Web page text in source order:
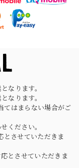
German Army Rubber Suspenders "Used" ドイツ軍 ラバーサスペンダー
なります。
なります。
てはまらない場合がご
ください。
とさせていただきま
とさせていただきま